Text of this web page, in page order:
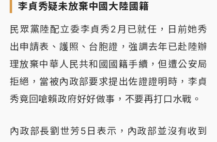
李貞秀疑未放棄中國大陸國籍
民眾黨陸配立委李貞秀2月已就任，日前她秀
出申請表、護照、台胞證，強調去年已赴陸辦
理放棄中華人民共和國國籍手續，但遭公安局
拒絕，當被內政部要求提出佐證證明時，李貞
秀竟回嗆賴政府好好做事，不要再打口水戰。
內政部長劉世芳5日表示，內政部並沒有收到